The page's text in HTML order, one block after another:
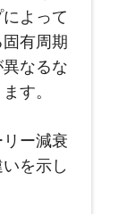
よって
有周期
なるな
す。
ー減衰
を示し